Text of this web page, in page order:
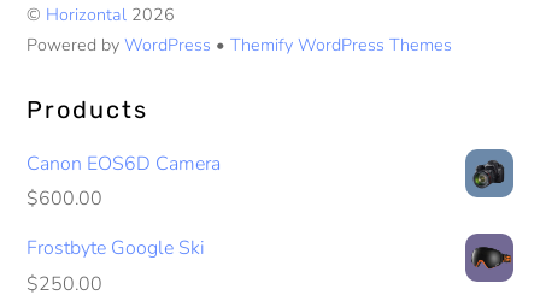
© Horizontal 2026
Powered byWordPress •Themify WordPress Themes
Products
Canon EOS6D Camera
$600.00
Frostbyte Google Ski
$250.00